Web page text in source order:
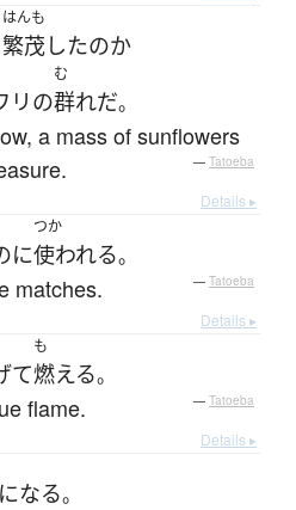
はんも
繁茂したのか
リ の
む
群れだ。
a mass of sunflowers
— Tatoeba
Details ▸
に
つか
使われる。
matches. — Tatoeba
Details ▸
て
も
燃える。
flame. — Tatoeba
Details ▸
になる。